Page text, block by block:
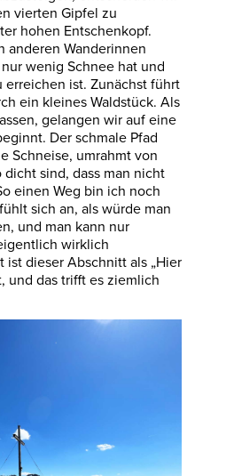
vierten Gipfel zu
hohen Entschenkopf.
anderen Wanderinnen
wenig Schnee hat und
ist. Zunächst führt
ein kleines Waldstück. Als
gelangen wir auf eine
Der schmale Pfad
Schneise, umrahmt von
sind, dass man nicht
einen Weg bin ich noch
sich an, als würde man
und man kann nur
wirklich
ist dieser Abschnitt als „Hier
und das trifft es ziemlich